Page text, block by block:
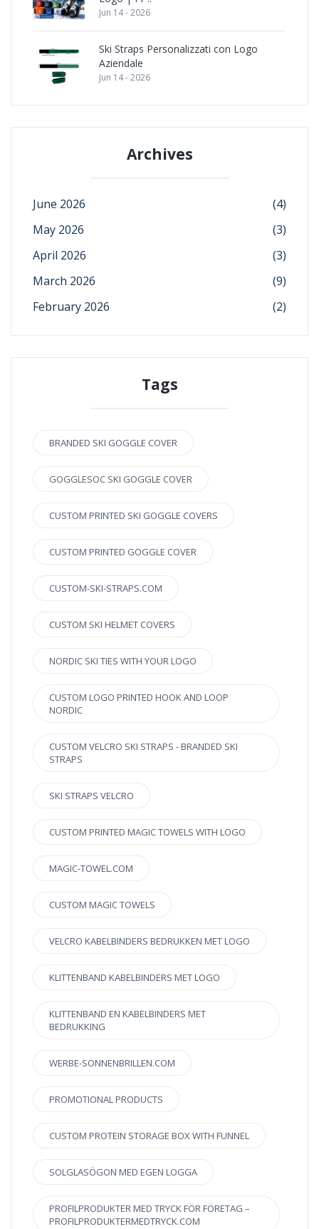
Jun 14 - 2026
Ski Straps Personalizzati con Logo
Aziendale
Jun 14 - 2026
Archives
June 2026
(4)
May 2026
(3)
April 2026
(3)
March 2026
(9)
February 2026
(2)
Tags
BRANDED SKI GOGGLE COVER
GOGGLESOC SKI GOGGLE COVER
CUSTOM PRINTED SKI GOGGLE COVERS
CUSTOM PRINTED GOGGLE COVER
CUSTOM-SKI-STRAPS.COM
CUSTOM SKI HELMET COVERS
NORDIC SKI TIES WITH YOUR LOGO
CUSTOM LOGO PRINTED HOOK AND LOOP
NORDIC
CUSTOM VELCRO SKI STRAPS - BRANDED SKI
STRAPS
SKI STRAPS VELCRO
CUSTOM PRINTED MAGIC TOWELS WITH LOGO
MAGIC-TOWEL.COM
CUSTOM MAGIC TOWELS
VELCRO KABELBINDERS BEDRUKKEN MET LOGO
KLITTENBAND KABELBINDERS MET LOGO
KLITTENBAND EN KABELBINDERS MET
BEDRUKKING
WERBE-SONNENBRILLEN.COM
PROMOTIONAL PRODUCTS
CUSTOM PROTEIN STORAGE BOX WITH FUNNEL
SOLGLASÖGON MED EGEN LOGGA
PROFILPRODUKTER MED TRYCK FÖR FÖRETAG –
PROFILPRODUKTERMEDTRYCK.COM